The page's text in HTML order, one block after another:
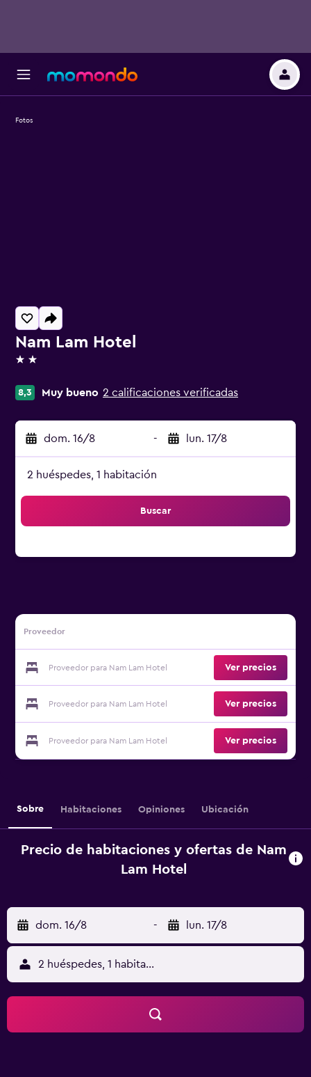
Nam Lam Hotel
2 estrellas
8,3 Muy bueno 2 calificaciones verificadas
dom. 16/8 - lun. 17/8
2 huéspedes, 1 habitación
Buscar
Proveedor
Proveedor para Nam Lam Hotel Ver precios
Proveedor para Nam Lam Hotel Ver precios
Proveedor para Nam Lam Hotel Ver precios
Fotos
Sobre Habitaciones Opiniones Ubicación
Precio de habitaciones y ofertas de Nam
Lam Hotel
dom. 16/8 - lun. 17/8
2 huéspedes, 1 habitación